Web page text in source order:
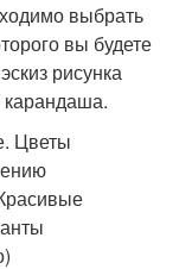
выбрать
вы будете
рисунка
карандаша.